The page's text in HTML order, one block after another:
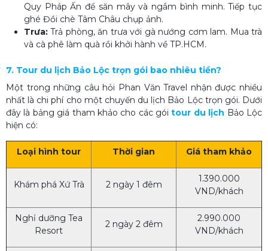
Quy Pháp Ấn để săn mây và ngắm bình minh. Tiếp tục
ghé Đồi chè Tâm Châu chụp ảnh.
Trưa:Trả phòng, ăn trưa với gà nướng cơm lam. Mua trà
và cà phê làm quà rồi khởi hành về TP.HCM.
7. Tour du lịch Bảo Lộc trọn gói bao nhiêu tiền?
Một trong những câu hỏi Phan Văn Travel nhận được nhiều
nhất là chi phí cho một chuyến du lịch Bảo Lộc trọn gói. Dưới
đây là bảng giá tham khảo cho các góitour du lịch Bảo Lộc
hiện có:
Loại hình tour Thời gian Giá tham khảo
Khám phá Xứ Trà 2 ngày 1 đêm
1.390.000
VND/khách
Nghỉ dưỡng Tea
Resort
2 ngày 2 đêm
2.990.000
VND/khách